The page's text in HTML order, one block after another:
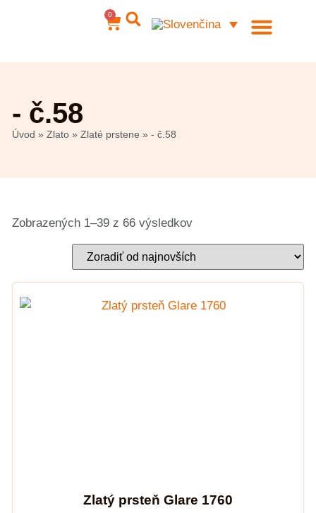
0
- č.58
Úvod » Zlato » Zlaté prstene » - č.58
Zobrazených 1–39 z 66 výsledkov
Zlatý prsteň Glare 1760